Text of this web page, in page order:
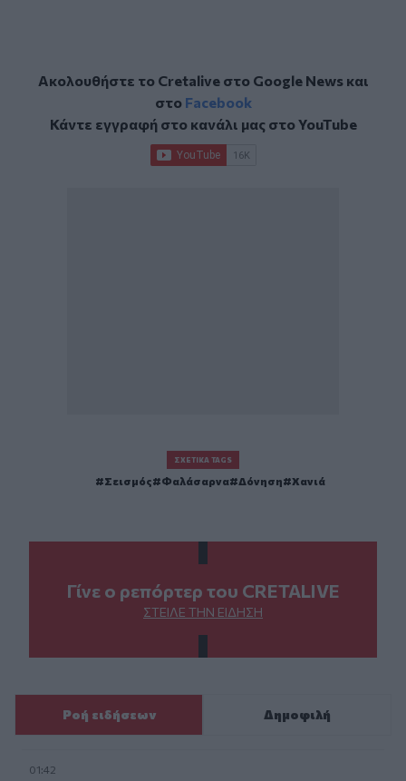
Ακολουθήστε το Cretalive στο Google Newsκαι
στο Facebook
Κάντε εγγραφή στο κανάλι μας στοYouTube
ΣΧΕΤΙΚΆ TAGS
Σεισμός Φαλάσαρνα Δόνηση Χανιά
Γίνε ο ρεπόρτερ του CRETALIVE
ΣΤΕΊΛΕ ΤΗΝ ΕΊΔΗΣΗ
Ροή ειδήσεων Δημοφιλή
01:42